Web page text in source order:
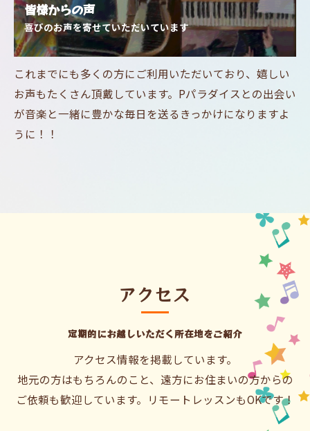
皆様からの声
喜びのお声を寄せていただいています
これまでにも多くの方にご利用いただいており、嬉しい
お声もたくさん頂戴しています。Pパラダイスとの出会い
が音楽と一緒に豊かな毎日を送るきっかけになりますよ
うに！！
定期的にお越しいただく所在地をご紹介
アクセス
アクセス情報を掲載しています。
地元の方はもちろんのこと、遠方にお住まいの方からの
ご依頼も歓迎しています。リモートレッスンもOKです！